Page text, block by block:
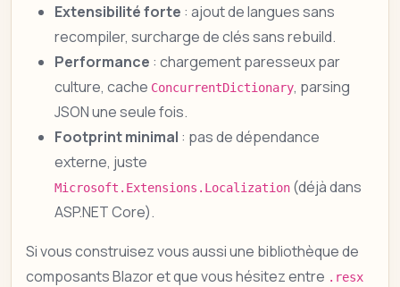
Extensibilité forte : ajout de langues sans
recompiler, surcharge de clés sans rebuild.
Performance : chargement paresseux par
culture, cache ConcurrentDictionary, parsing
JSON une seule fois.
Footprint minimal : pas de dépendance
externe, juste
Microsoft.Extensions.Localization (déjà dans
ASP.NET Core).
Si vous construisez vous aussi une bibliothèque de
composants Blazor et que vous hésitez entre .resx